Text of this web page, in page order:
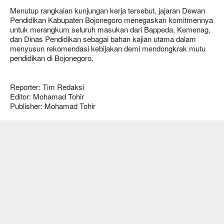
Menutup rangkaian kunjungan kerja tersebut, jajaran Dewan
Pendidikan Kabupaten Bojonegoro menegaskan komitmennya
untuk merangkum seluruh masukan dari Bappeda, Kemenag,
dan Dinas Pendidikan sebagai bahan kajian utama dalam
menyusun rekomendasi kebijakan demi mendongkrak mutu
pendidikan di Bojonegoro.
Reporter: Tim Redaksi
Editor: Mohamad Tohir
Publisher: Mohamad Tohir